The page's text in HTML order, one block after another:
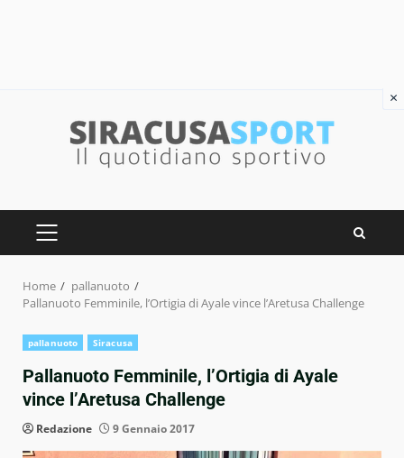
PRIMARY
Home
pallanuoto
Pallanuoto Femminile, l’Ortigia di Ayale vince l’Aretusa Challenge
pallanuoto Siracusa
Pallanuoto Femminile, l’Ortigia di Ayale
vince l’Aretusa Challenge
Redazione 9 Gennaio 2017
×